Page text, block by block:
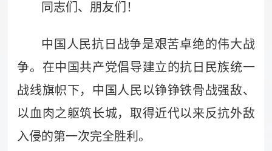
同志们、朋友们！
中国人民抗日战争是艰苦卓绝的伟大战
争。在中国共产党倡导建立的抗日民族统一
战线旗帜下，中国人民以铮铮铁骨战强敌、
以血肉之躯筑长城，取得近代以来反抗外敌
入侵的第一次完全胜利。